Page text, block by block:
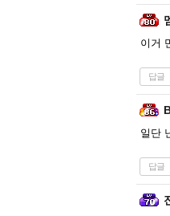
이거
답글
일단
답글